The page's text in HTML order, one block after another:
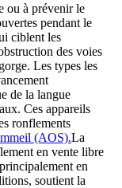
ou à prévenir le
pendant le
ciblent les
des voies
Les types les
de la langue
Ces appareils
ronflements
(AOS).La
en vente libre
en
soutient la